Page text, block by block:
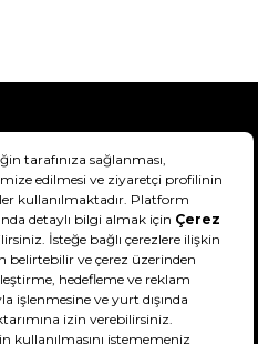
Bilgisi
Şartlar & Koşullar
Hakkımızda